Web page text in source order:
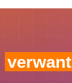
verwant